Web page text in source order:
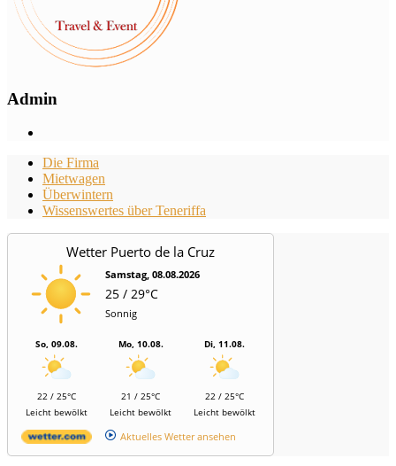
Admin
Die Firma
Mietwagen
Überwintern
Wissenswertes über Teneriffa
Wetter Puerto de la Cruz
Samstag, 08.08.2026
25 / 29°C
Sonnig
So, 09.08.
22 / 25°C
Leicht bewölkt
Mo, 10.08.
21 / 25°C
Leicht bewölkt
Di, 11.08.
22 / 25°C
Leicht bewölkt
Aktuelles Wetter ansehen